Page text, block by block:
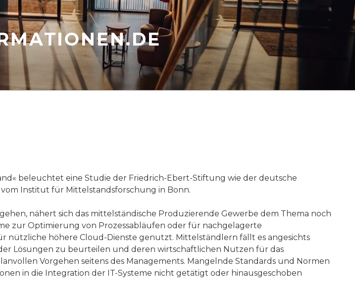
beleuchtet eine Studie der Friedrich-Ebert-Stiftung wie der deutsche
Institut für Mittelstandsforschung in Bonn.
nähert sich das mittelständische Produzierende Gewerbe dem Thema noch
zur Optimierung von Prozessabläufen oder für nachgelagerte
höhere Cloud-Dienste genutzt. Mittelständlern fällt es angesichts
Lösungen zu beurteilen und deren wirtschaftlichen Nutzen für das
Vorgehen seitens des Managements. Mangelnde Standards und Normen
in die Integration der IT-Systeme nicht getätigt oder hinausgeschoben